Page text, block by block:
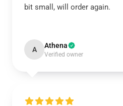
bit small, will order again.
A Athena
Verified owner